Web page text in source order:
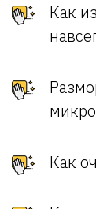
Как
Как